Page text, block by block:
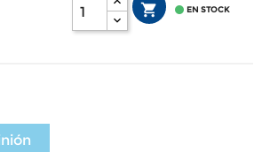
  EN STOCK